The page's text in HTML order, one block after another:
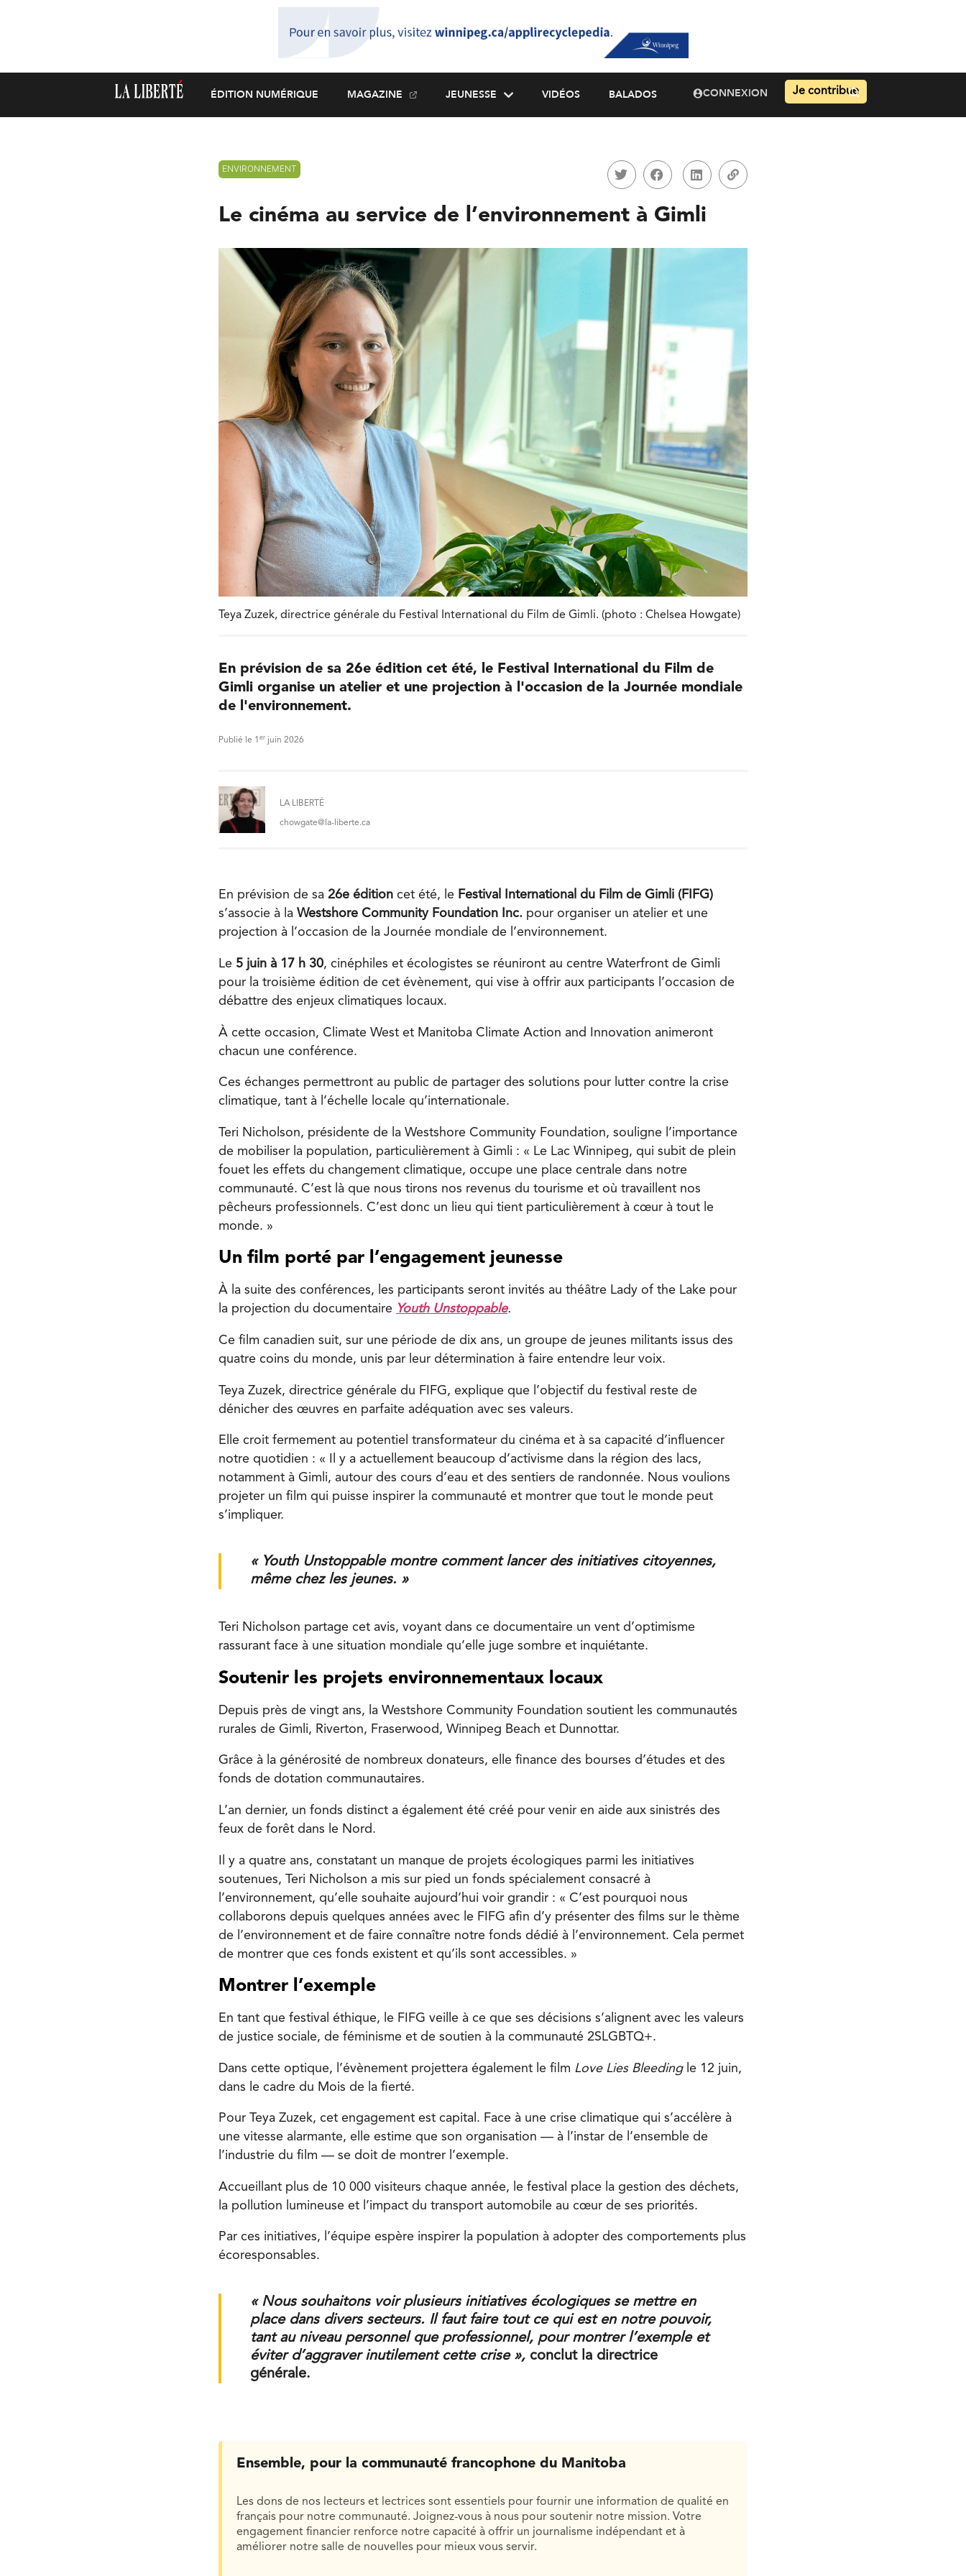
ÉDITION NUMÉRIQUE MAGAZINE JEUNESSE VIDÉOS BALADOS CONNEXION Je contribue
ENVIRONNEMENT
Le cinéma au service de l’environnement à Gimli
Teya Zuzek, directrice générale du Festival International du Film de Gimli. (photo : Chelsea Howgate)
En prévision de sa 26e édition cet été, le Festival International du Film de
Gimli organise un atelier et une projection à l'occasion de la Journée mondiale
de l'environnement.
Publié le 1 er juin 2026
LA LIBERTÉ
chowgate@la-liberte.ca
En prévision de sa 26e édition cet été, le Festival International du Film de Gimli (FIFG)
s’associe à la Westshore Community Foundation Inc. pour organiser un atelier et une
projection à l’occasion de la Journée mondiale de l’environnement.
Le 5 juin à 17 h 30, cinéphiles et écologistes se réuniront au centre Waterfront de Gimli
pour la troisième édition de cet évènement, qui vise à offrir aux participants l’occasion de
débattre des enjeux climatiques locaux.
À cette occasion, Climate West et Manitoba Climate Action and Innovation animeront
chacun une conférence.
Ces échanges permettront au public de partager des solutions pour lutter contre la crise
climatique, tant à l’échelle locale qu’internationale.
Teri Nicholson, présidente de la Westshore Community Foundation, souligne l’importance
de mobiliser la population, particulièrement à Gimli : « Le Lac Winnipeg, qui subit de plein
fouet les effets du changement climatique, occupe une place centrale dans notre
communauté. C’est là que nous tirons nos revenus du tourisme et où travaillent nos
pêcheurs professionnels. C’est donc un lieu qui tient particulièrement à cœur à tout le
monde. »
Un film porté par l’engagement jeunesse
À la suite des conférences, les participants seront invités au théâtre Lady of the Lake pour
la projection du documentaire Youth Unstoppable.
Ce film canadien suit, sur une période de dix ans, un groupe de jeunes militants issus des
quatre coins du monde, unis par leur détermination à faire entendre leur voix.
Teya Zuzek, directrice générale du FIFG, explique que l’objectif du festival reste de
dénicher des œuvres en parfaite adéquation avec ses valeurs.
Elle croit fermement au potentiel transformateur du cinéma et à sa capacité d’influencer
notre quotidien : « Il y a actuellement beaucoup d’activisme dans la région des lacs,
notamment à Gimli, autour des cours d’eau et des sentiers de randonnée. Nous voulions
projeter un film qui puisse inspirer la communauté et montrer que tout le monde peut
s’impliquer.
« Youth Unstoppable montre comment lancer des initiatives citoyennes,
même chez les jeunes. »
Teri Nicholson partage cet avis, voyant dans ce documentaire un vent d’optimisme
rassurant face à une situation mondiale qu’elle juge sombre et inquiétante.
Soutenir les projets environnementaux locaux
Depuis près de vingt ans, la Westshore Community Foundation soutient les communautés
rurales de Gimli, Riverton, Fraserwood, Winnipeg Beach et Dunnottar.
Grâce à la générosité de nombreux donateurs, elle finance des bourses d’études et des
fonds de dotation communautaires.
L’an dernier, un fonds distinct a également été créé pour venir en aide aux sinistrés des
feux de forêt dans le Nord.
Il y a quatre ans, constatant un manque de projets écologiques parmi les initiatives
soutenues, Teri Nicholson a mis sur pied un fonds spécialement consacré à
l’environnement, qu’elle souhaite aujourd’hui voir grandir : « C’est pourquoi nous
collaborons depuis quelques années avec le FIFG afin d’y présenter des films sur le thème
de l’environnement et de faire connaître notre fonds dédié à l’environnement. Cela permet
de montrer que ces fonds existent et qu’ils sont accessibles. »
Montrer l’exemple
En tant que festival éthique, le FIFG veille à ce que ses décisions s’alignent avec les valeurs
de justice sociale, de féminisme et de soutien à la communauté 2SLGBTQ+.
Dans cette optique, l’évènement projettera également le film Love Lies Bleedingle 12 juin,
dans le cadre du Mois de la fierté.
Pour Teya Zuzek, cet engagement est capital. Face à une crise climatique qui s’accélère à
une vitesse alarmante, elle estime que son organisation — à l’instar de l’ensemble de
l’industrie du film — se doit de montrer l’exemple.
Accueillant plus de 10 000 visiteurs chaque année, le festival place la gestion des déchets,
la pollution lumineuse et l’impact du transport automobile au cœur de ses priorités.
Par ces initiatives, l’équipe espère inspirer la population à adopter des comportements plus
écoresponsables.
« Nous souhaitons voir plusieurs initiatives écologiques se mettre en
place dans divers secteurs. Il faut faire tout ce qui est en notre pouvoir,
tant au niveau personnel que professionnel, pour montrer l’exemple et
éviter d’aggraver inutilement cette crise », conclut la directrice
générale.
Ensemble, pour la communauté francophone du Manitoba
Les dons de nos lecteurs et lectrices sont essentiels pour fournir une information de qualité en
français pour notre communauté. Joignez-vous à nous pour soutenir notre mission. Votre
engagement financier renforce notre capacité à offrir un journalisme indépendant et à
améliorer notre salle de nouvelles pour mieux vous servir.